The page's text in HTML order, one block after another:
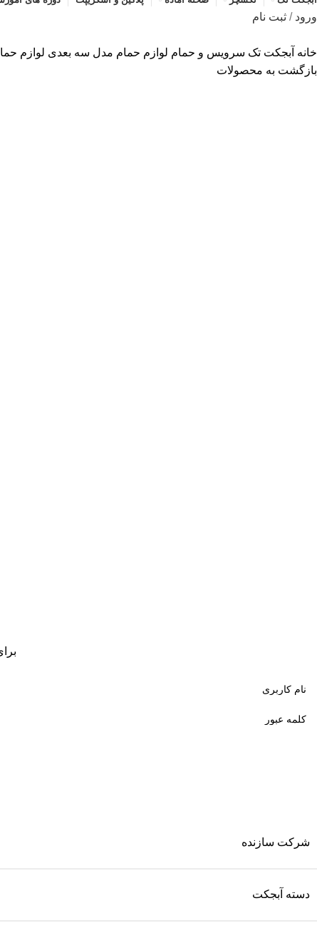
ورود / ثبت نام
خانه آبجکت تک سرویس و حمام لوازم حمام مدل سه بعدی لوازم حمام
بازگشت به محصولات
شرکت سازنده
دسته آبجکت